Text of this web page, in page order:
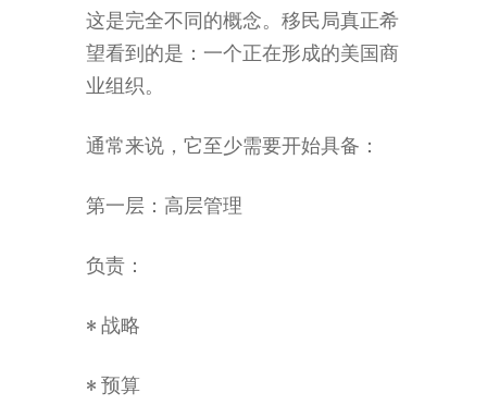
这是完全不同的概念。移民局真正希
望看到的是：一个正在形成的美国商
业组织。
通常来说，它至少需要开始具备：
第一层：高层管理
负责：
• 战略
• 预算